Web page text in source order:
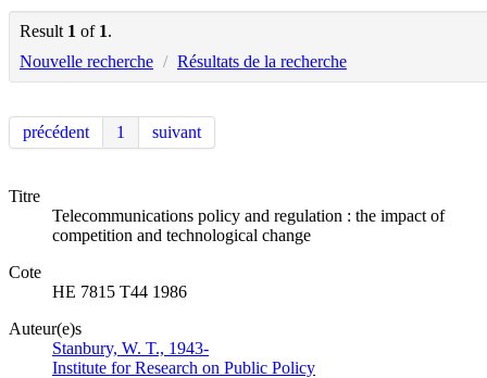
Result 1 of 1.
Nouvelle recherche / Résultats de la recherche
précédent 1 suivant
Titre
Telecommunications policy and regulation : the impact of
competition and technological change
Cote
HE 7815 T44 1986
Auteur(e)s
Stanbury, W. T., 1943-
Institute for Research on Public Policy